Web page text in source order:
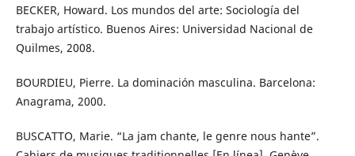
BECKER, Howard. Los mundos del arte: Sociología del
trabajo artístico. Buenos Aires: Universidad Nacional de
Quilmes, 2008.
BOURDIEU, Pierre. La dominación masculina. Barcelona:
Anagrama, 2000.
BUSCATTO, Marie. “La jam chante, le genre nous hante”.